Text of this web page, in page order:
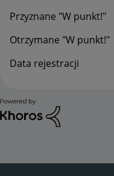
Przyznane "W punkt!"
Otrzymane "W punkt!"
Data rejestracji